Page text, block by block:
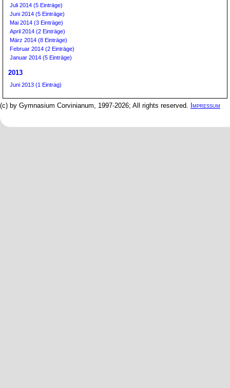
Juli 2014 (5 Einträge)
Juni 2014 (5 Einträge)
Mai 2014 (3 Einträge)
April 2014 (2 Einträge)
März 2014 (8 Einträge)
Februar 2014 (2 Einträge)
Januar 2014 (5 Einträge)
2013
Juni 2013 (1 Eintrag)
(c) by Gymnasium Corvinianum, 1997-2026; All rights reserved. Impressum